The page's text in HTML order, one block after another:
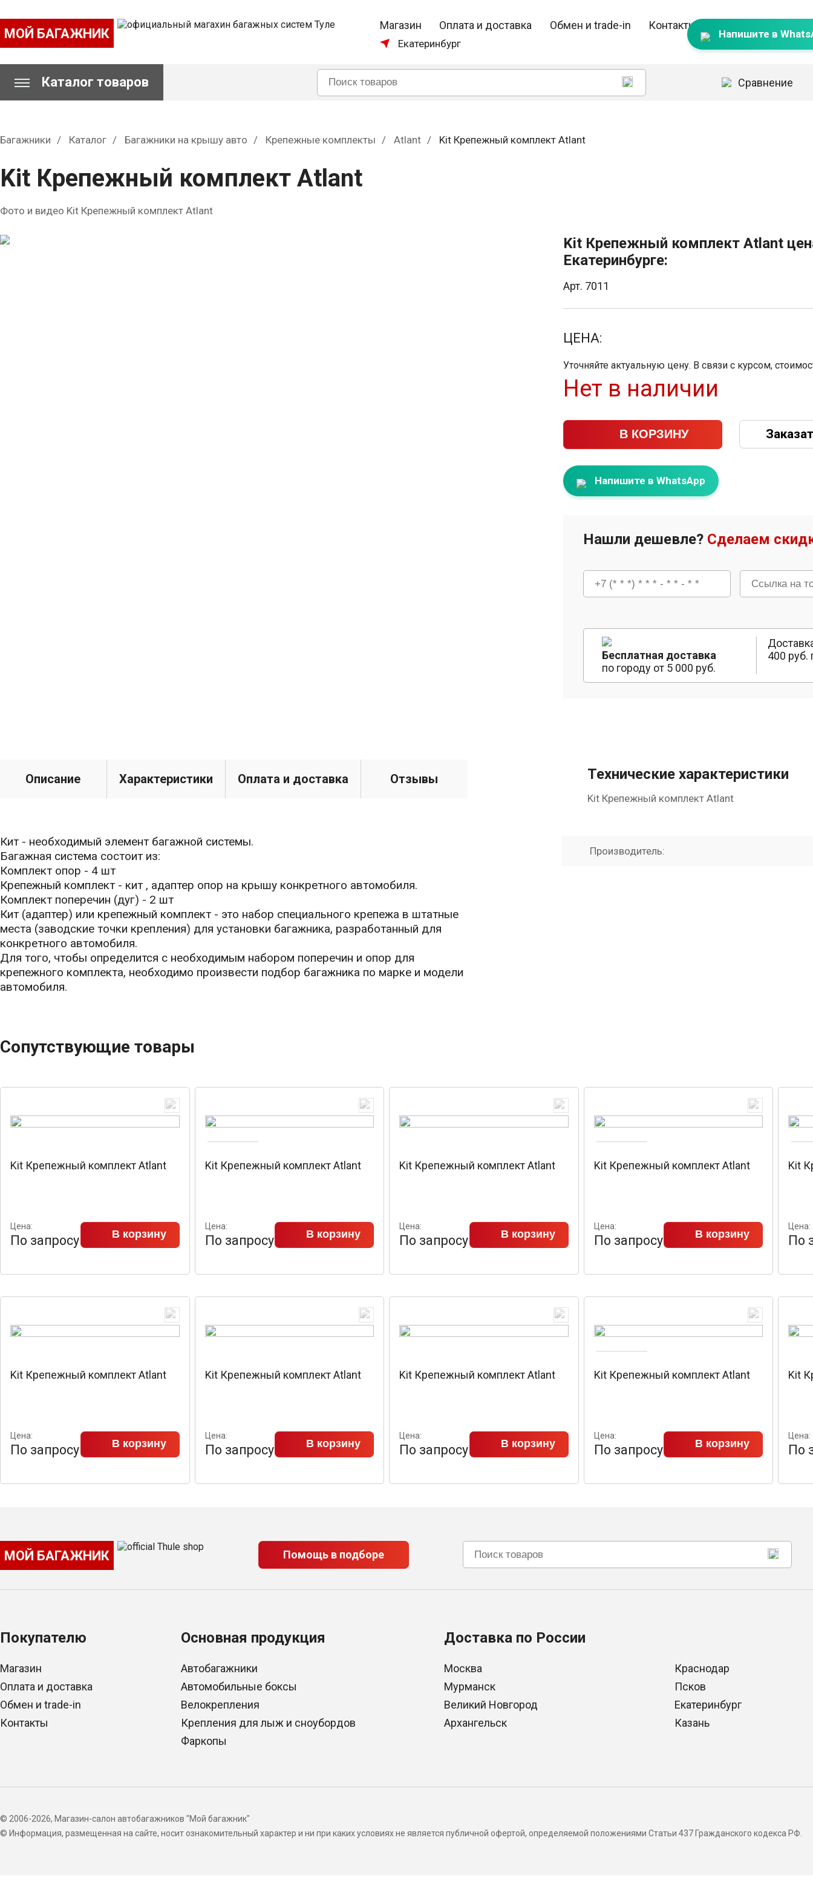
МОЙ БАГАЖНИК
Магазин Оплата и доставка Обмен и trade-in Контакты
Екатеринбург
Напишите в
Каталог товаров Сравнение
Багажники Каталог Багажники на крышу авто Крепежные комплекты Atlant Kit Крепежный комплект Atlant
Kit Крепежный комплект Atlant
Фото и видео Kit Крепежный комплект Atlant
Kit Крепежный комплект Atlant
Екатеринбурге:
Арт. 7011
ЦЕНА:
Уточняйте актуальную цену. В связи с курсом,
Нет в наличии
В КОРЗИНУ
Напишите в WhatsApp
Нашли дешевле? Сделаем
Бесплатная доставка
по городу от 5 000 руб.
400 руб.
Описание Характеристики Оплата и доставка Отзывы
Кит - необходимый элемент багажной системы.
Багажная система состоит из:
Комплект опор - 4 шт
Крепежный комплект - кит , адаптер опор на крышу конкретного автомобиля.
Комплект поперечин (дуг) - 2 шт
Кит (адаптер) или крепежный комплект - это набор специального крепежа в штатные
места (заводские точки крепления) для установки багажника, разработанный для
конкретного автомобиля.
Для того, чтобы определится с необходимым набором поперечин и опор для
крепежного комплекта, необходимо произвести подбор багажника по марке и модели
автомобиля.
Технические характеристики
Kit Крепежный комплект Atlant
Производитель:
Сопутствующие товары
Kit Крепежный комплект Atlant
Цена:
По запросу В корзину
Kit Крепежный комплект Atlant
Цена:
По запросу В корзину
Kit Крепежный комплект Atlant
Цена:
По запросу В корзину
Kit Крепежный комплект Atlant
Цена:
По запросу В корзину
Kit
Цена:
По
Kit Крепежный комплект Atlant
Цена:
По запросу В корзину
Kit Крепежный комплект Atlant
Цена:
По запросу В корзину
Kit Крепежный комплект Atlant
Цена:
По запросу В корзину
Kit Крепежный комплект Atlant
Цена:
По запросу В корзину
Kit
Цена:
По
МОЙ БАГАЖНИК Помощь в подборе
Покупателю
Магазин
Оплата и доставка
Обмен и trade-in
Контакты
Основная продукция
Автобагажники
Автомобильные боксы
Велокрепления
Крепления для лыж и сноубордов
Фаркопы
Доставка по России
Москва
Мурманск
Великий Новгород
Архангельск
Краснодар
Псков
Екатеринбург
Казань
© 2006-2026, Магазин-салон автобагажников "Мой багажник"
© Информация, размещенная на сайте, носит ознакомительный характер и ни при каких условиях не является публичной офертой, определяемой положениями Статьи 437 Гражданского кодекса РФ.